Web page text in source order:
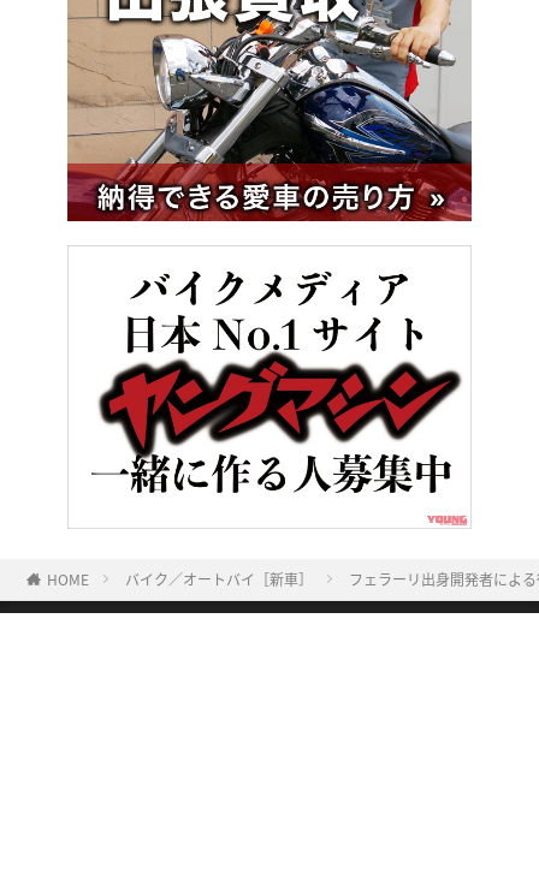
HOME バイク／オートバイ［新車］ フェラーリ出身開発者によ